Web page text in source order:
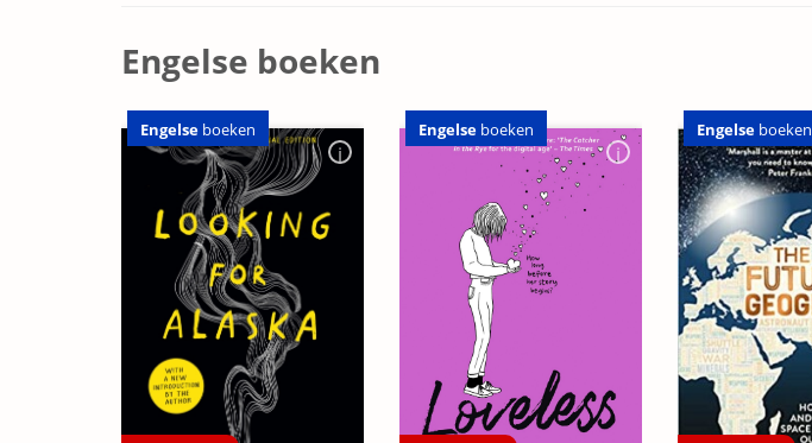
Engelse boeken
Engelse boeken Engelse boeken Engelse boeken